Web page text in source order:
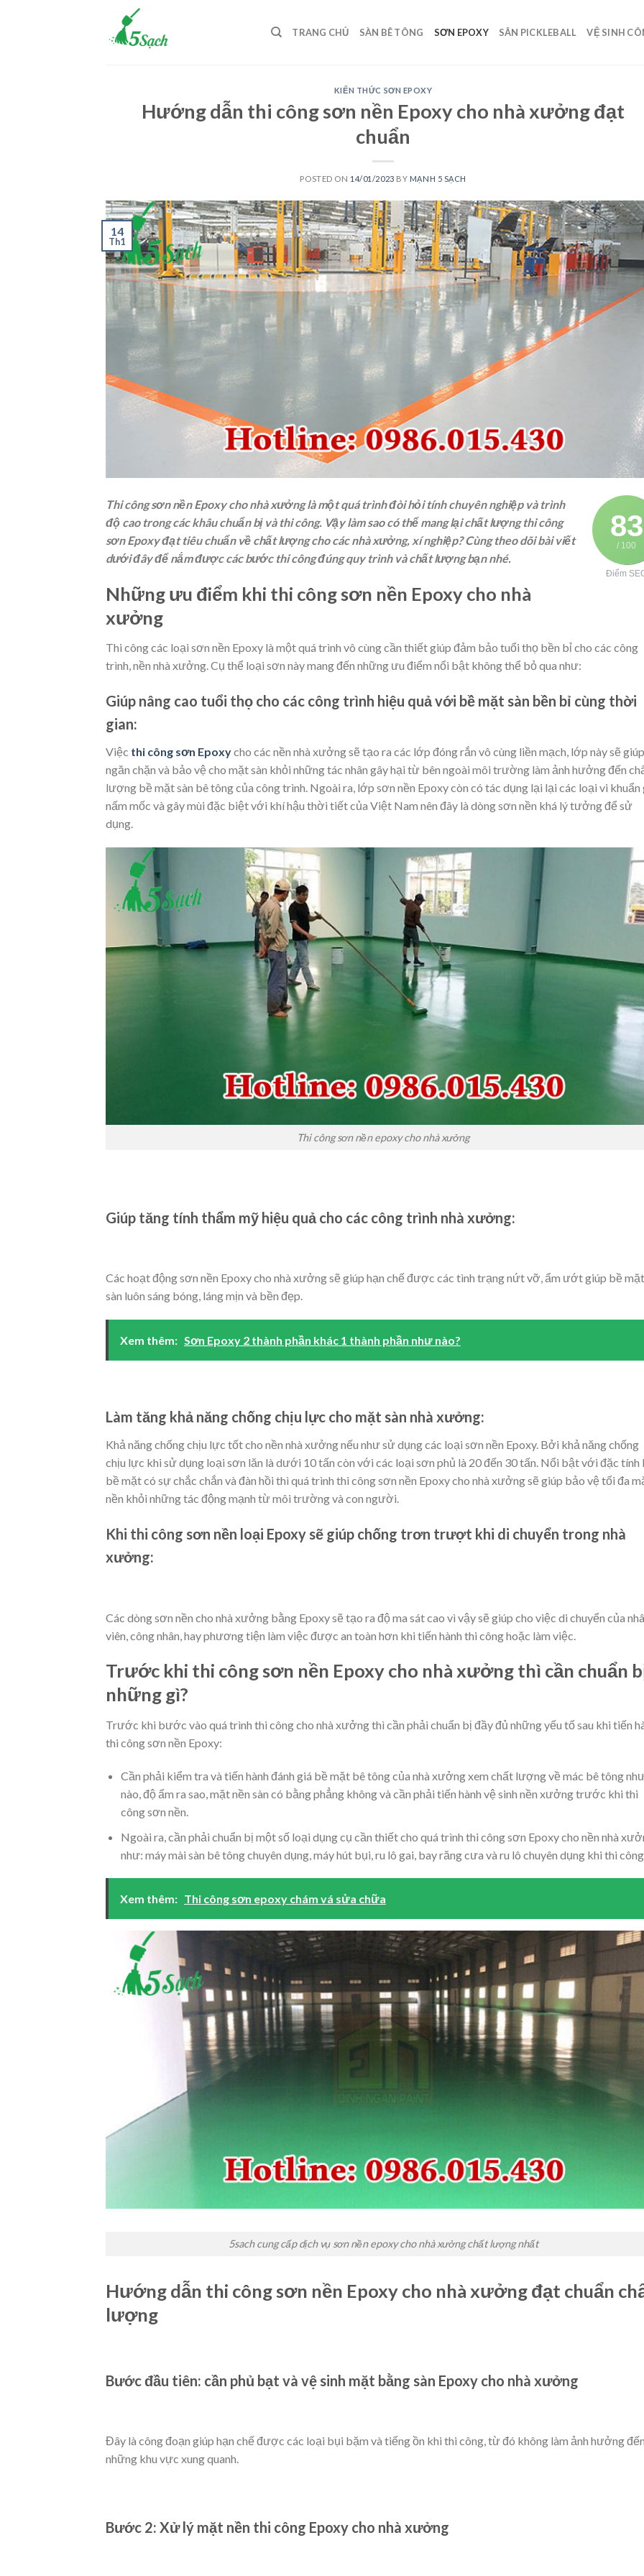
TRANG CHỦ SÀN BÊ TÔNG SƠN EPOXY SÂN PICKLEBALL VỆ SINH
KIẾN THỨC SƠN EPOXY
Hướng dẫn thi công sơn nền Epoxy cho nhà xưởng đạt
chuẩn
POSTED ON 14/01/2023 BY MẠNH 5 SẠCH
14
Th1
83
/ 100
Điểm
Thi công sơn nền Epoxy cho nhà xưởng là một quá trình đòi hỏi tính chuyên nghiệp và trình
độ cao trong các khâu chuẩn bị và thi công. Vậy làm sao có thể mang lại chất lượng thi công
sơn Epoxy đạt tiêu chuẩn về chất lượng cho các nhà xưởng, xí nghiệp? Cùng theo dõi bài viết
dưới đây để nắm được các bước thi công đúng quy trình và chất lượng bạn nhé.
Những ưu điểm khi thi công sơn nền Epoxy cho nhà
xưởng
Thi công các loại sơn nền Epoxy là một quá trình vô cùng cần thiết giúp đảm bảo tuổi thọ bền bỉ cho các công
trình, nền nhà xưởng. Cụ thể loại sơn này mang đến những ưu điểm nổi bật không thể bỏ qua như:
Giúp nâng cao tuổi thọ cho các công trình hiệu quả với bề mặt sàn bền bỉ cùng thời
gian:
Việc thi công sơn Epoxycho các nền nhà xưởng sẽ tạo ra các lớp đóng rắn vô cùng liền mạch, lớp này sẽ giúp
ngăn chặn và bảo vệ cho mặt sàn khỏi những tác nhân gây hại từ bên ngoài môi trường làm ảnh hưởng đến
lượng bề mặt sàn bê tông của công trình. Ngoài ra, lớp sơn nền Epoxy còn có tác dụng lại lại các loại vi khuẩn
nấm mốc và gây mùi đặc biệt với khí hậu thời tiết của Việt Nam nên đây là dòng sơn nền khá lý tưởng để sử
dụng.
Thi công sơn nền epoxy cho nhà xưởng
Giúp tăng tính thẩm mỹ hiệu quả cho các công trình nhà xưởng:
Các hoạt động sơn nền Epoxy cho nhà xưởng sẽ giúp hạn chế được các tình trạng nứt vỡ, ẩm ướt giúp bề mặt
sàn luôn sáng bóng, láng mịn và bền đẹp.
Xem thêm: Sơn Epoxy 2 thành phần khác 1 thành phần như nào?
Làm tăng khả năng chống chịu lực cho mặt sàn nhà xưởng:
Khả năng chống chịu lực tốt cho nền nhà xưởng nếu như sử dụng các loại sơn nền Epoxy. Bởi khả năng chống
chịu lực khi sử dụng loại sơn lăn là dưới 10 tấn còn với các loại sơn phủ là 20 đến 30 tấn. Nổi bật với đặc tính
bề mặt có sự chắc chắn và đàn hồi thì quá trình thi công sơn nền Epoxy cho nhà xưởng sẽ giúp bảo vệ tối đa
nền khỏi những tác động mạnh từ môi trường và con người.
Khi thi công sơn nền loại Epoxy sẽ giúp chống trơn trượt khi di chuyển trong nhà
xưởng:
Các dòng sơn nền cho nhà xưởng bằng Epoxy sẽ tạo ra độ ma sát cao vì vậy sẽ giúp cho việc di chuyển của
viên, công nhân, hay phương tiện làm việc được an toàn hơn khi tiến hành thi công hoặc làm việc.
Trước khi thi công sơn nền Epoxy cho nhà xưởng thì cần chuẩn
những gì?
Trước khi bước vào quá trình thi công cho nhà xưởng thì cần phải chuẩn bị đầy đủ những yếu tố sau khi tiến
thi công sơn nền Epoxy:
Cần phải kiểm tra và tiến hành đánh giá bề mặt bê tông của nhà xưởng xem chất lượng về mác bê tông
nào, độ ẩm ra sao, mặt nền sàn có bằng phẳng không và cần phải tiến hành vệ sinh nền xưởng trước khi thi
công sơn nền.
Ngoài ra, cần phải chuẩn bị một số loại dụng cụ cần thiết cho quá trình thi công sơn Epoxy cho nền nhà
như: máy mài sàn bê tông chuyên dụng, máy hút bụi, ru lô gai, bay răng cưa và ru lô chuyên dụng khi thi
Xem thêm: Thi công sơn epoxy chám vá sửa chữa
5sach cung cấp dịch vụ sơn nền epoxy cho nhà xưởng chất lượng nhất
Hướng dẫn thi công sơn nền Epoxy cho nhà xưởng đạt chuẩn
lượng
Bước đầu tiên: cần phủ bạt và vệ sinh mặt bằng sàn Epoxy cho nhà xưởng
Đây là công đoạn giúp hạn chế được các loại bụi bặm và tiếng ồn khi thi công, từ đó không làm ảnh hưởng
những khu vực xung quanh.
Bước 2: Xử lý mặt nền thi công Epoxy cho nhà xưởng